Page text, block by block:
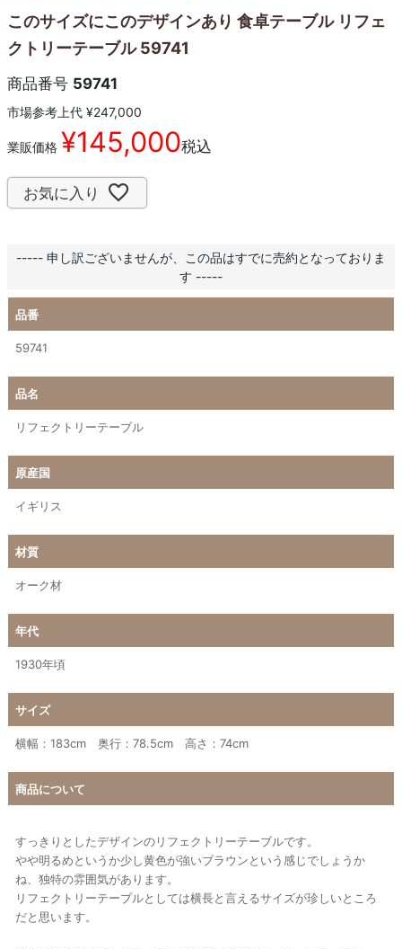
このサイズにこのデザインあり 食卓テーブル リフェ
クトリーテーブル 59741
商品番号 59741
市場参考上代 ¥247,000
業販価格 ¥145,000税込
お気に入り
----- 申し訳ございませんが、この品はすでに売約となっておりま
す -----
品番
59741
品名
リフェクトリーテーブル
原産国
イギリス
材質
オーク材
年代
1930年頃
サイズ
横幅：183cm 奥行：78.5cm 高さ：74cm
商品について
すっきりとしたデザインのリフェクトリーテーブルです。
やや明るめというか少し黄色が強いブラウンという感じでしょうか
ね、独特の雰囲気があります。
リフェクトリーテーブルとしては横長と言えるサイズが珍しいところ
だと思います。